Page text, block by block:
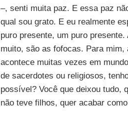
–, senti muita paz. E essa paz
qual sou grato. E eu realmente
puro presente, um puro
muito, são as fofocas. Para
acontece muitas vezes em
de sacerdotes ou religiosos,
possível? Você que deixou tudo,
não teve filhos, quer acabar